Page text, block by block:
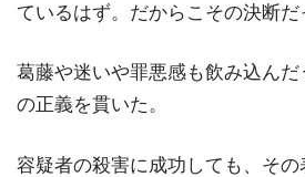
ているはず。だからこその決断だ
葛藤や迷いや罪悪感も飲み込ん
の正義を貫いた。
容疑者の殺害に成功しても、そ